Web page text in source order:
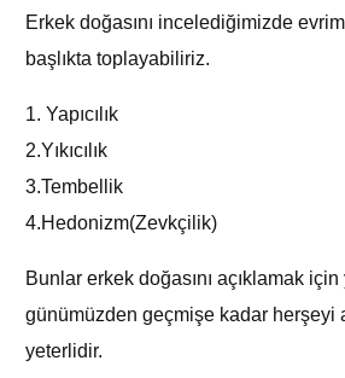
Erkek doğasını incelediğimizde
başlıkta toplayabiliriz.
1. Yapıcılık
2.Yıkıcılık
3.Tembellik
4.Hedonizm(Zevkçilik)
Bunlar erkek doğasını açıklamak
günümüzden geçmişe kadar herşeyi
yeterlidir.